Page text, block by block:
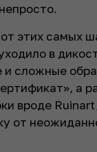
этих самых
в
и сложные
а
вроде
от